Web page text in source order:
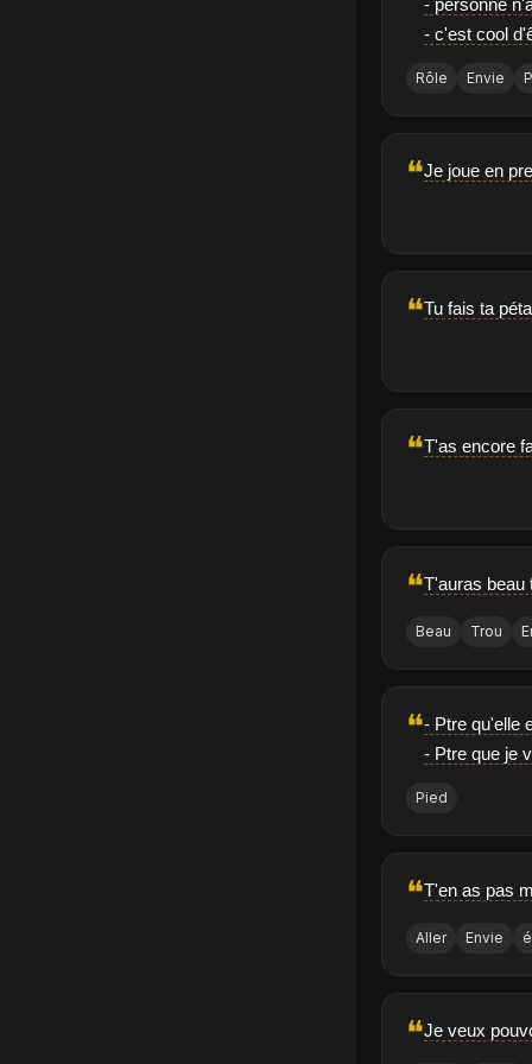
- personne
- c'est cool
Rôle Envie
❝Je joue en
❝Tu fais ta
❝T'as encore
❝T'auras beau
Beau Trou
❝- Ptre qu'elle
- Ptre que je
Pied
❝T'en as pas
Aller Envie
❝Je veux